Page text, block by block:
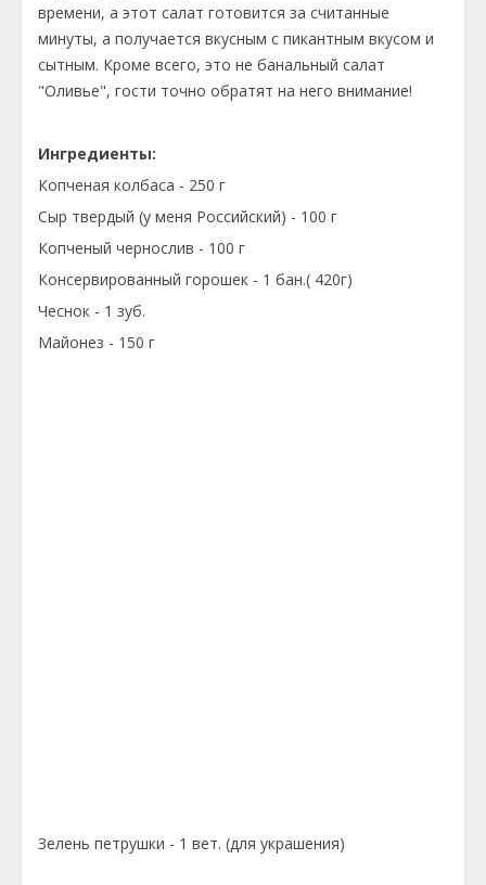
времени, а этот салат готовится за считанные
минуты, а получается вкусным с пикантным вкусом и
сытным. Кроме всего, это не банальный салат
"Оливье", гости точно обратят на него внимание!
Ингредиенты:
Копченая колбаса - 250 г
Сыр твердый (у меня Российский) - 100 г
Копченый чернослив - 100 г
Консервированный горошек - 1 бан.( 420г)
Чеснок - 1 зуб.
Майонез - 150 г
Зелень петрушки - 1 вет. (для украшения)